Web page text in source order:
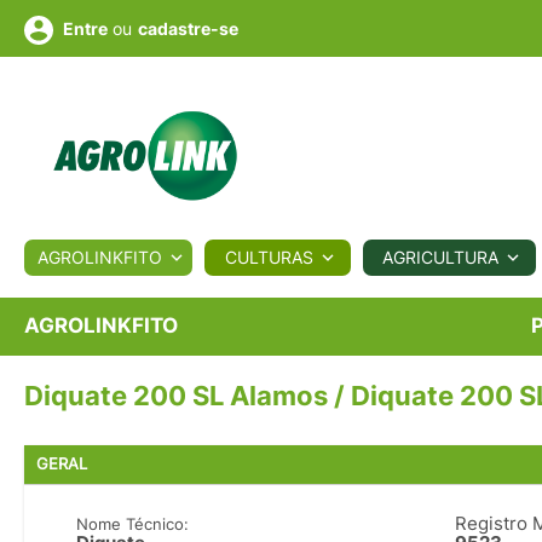
BIOLÓGICOS COTAÇÕES NOTÍCIAS
Conversor Colunistas Eventos
Fotos
e
Entre ou cadastre-se
AGROLINKFITO CULTURAS AGRICULTURA
AGROLINKFITO
Diquate 200 SL Alamos / Diquate 200
GERAL
Nome Técnico:
Registro